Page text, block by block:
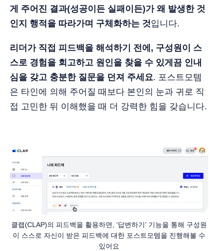
게 주어진 결과(성공이든 실패이든)가 왜 발생한 것
인지 행적을 따라가며 구체화하는 것입니다.
리더가 직접 피드백을 해석하기 전에, 구성원이 스
스로 경험을 회고하고 원인을 찾을 수 있게끔 인내
심을 갖고 충분한 질문을 던져 주세요. 포스트모템
은 타인에 의해 주어질 때보다 본인의 눈과 귀로 직
접 고민한 뒤 이해했을 때 더 강력한 힘을 갖습니다.
클랩(CLAP)의 피드백을 활용하면, ‘답변하기’ 기능을 통해 구성원
이 스스로 자신이 받은 피드백에 대한 포스트모템을 진행해볼 수
있어요